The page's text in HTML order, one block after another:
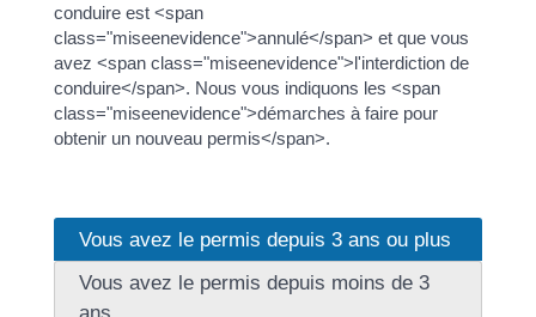
conduire est <span
class="miseenevidence">annulé</span> et que vous
avez <span class="miseenevidence">l'interdiction de
conduire</span>. Nous vous indiquons les <span
class="miseenevidence">démarches à faire pour
obtenir un nouveau permis</span>.
Vous avez le permis depuis 3 ans ou plus
Vous avez le permis depuis moins de 3
ans